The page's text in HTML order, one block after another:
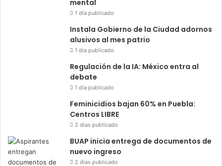
mental
1 día publicado
Instala Gobierno de la Ciudad adornos
alusivos al mes patrio
1 día publicado
Regulación de la IA: México entra al
debate
1 día publicado
Feminicidios bajan 60% en Puebla:
Centros LIBRE
2 días publicado
BUAP inicia entrega de documentos de
nuevo ingreso
2 días publicado